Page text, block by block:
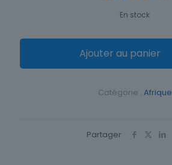
En stock
Ajouter au panier
Catégorie : Afrique
Partager